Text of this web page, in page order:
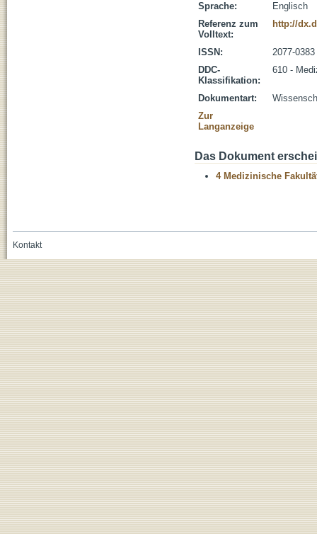
Sprache:
Englisch
Referenz zum
Volltext:
http://
ISSN:
2077-0383
DDC-
Klassifikation:
610 -
Dokumentart:
Zur
Langanzeige
Das Dokument
4 Medizinische
Kontakt